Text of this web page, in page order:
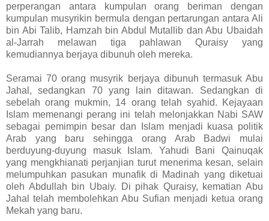
perperangan antara kumpulan orang beriman dengan
kumpulan musyrikin bermula dengan pertarungan antara Ali
bin Abi Talib, Hamzah bin Abdul Mutallib dan Abu Ubaidah
al-Jarrah melawan tiga pahlawan Quraisy yang
kemudiannya berjaya dibunuh oleh mereka.
Seramai 70 orang musyrik berjaya dibunuh termasuk Abu
Jahal, sedangkan 70 yang lain ditawan. Sedangkan di
sebelah orang mukmin, 14 orang telah syahid. Kejayaan
Islam memenangi perang ini telah melonjakkan Nabi SAW
sebagai pemimpin besar dan Islam menjadi kuasa politik
Arab yang baru sehingga orang Arab Badwi mulai
berduyung-duyung masuk Islam. Yahudi Bani Qainuqak
yang mengkhianati perjanjian turut menerima kesan, selain
melumpuhkan pasukan munafik di Madinah yang diketuai
oleh Abdullah bin Ubaiy. Di pihak Quraisy, kematian Abu
Jahal telah membolehkan Abu Sufian menjadi ketua orang
Mekah yang baru.